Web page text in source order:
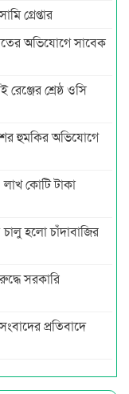
গ্রেপ্তার
অভিযোগে সাবেক
শ্রেষ্ঠ ওসি
হুমকির অভিযোগে
কোটি টাকা
চালু হলো চাঁদাবাজির
সরকারি
প্রতিবাদে